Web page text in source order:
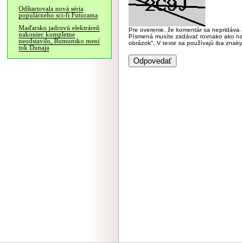
Odštartovala nová séria
populárneho sci-fi Futurama
Maďarsko jadrovú elektráreň
nakoniec kompletne
neodstavilo, Rumunsko mení
tok Dunaja
Pre overenie, že komentár sa
Písmená musíte zadávať rovnako ako
obrázok". V texte sa používajú iba